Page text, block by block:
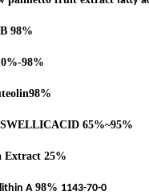
98%
98%
98%
65%~95%
Extract 25%
A98% 1143-70-0